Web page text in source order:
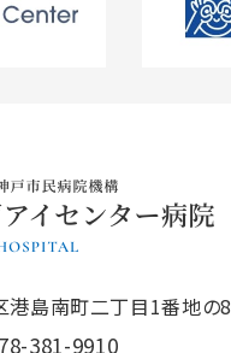
港島南町二丁目1番地の8
381-9910